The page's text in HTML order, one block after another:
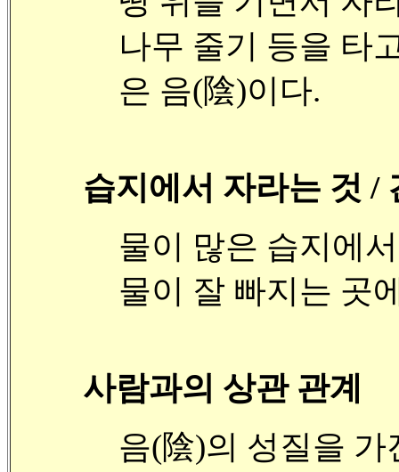
나무 줄기 등을 타
은 음(陰)이다.
습지에서 자라는 것 /
물이 많은 습지에
물이 잘 빠지는 곳
사람과의 상관 관계
음(陰)의 성질을